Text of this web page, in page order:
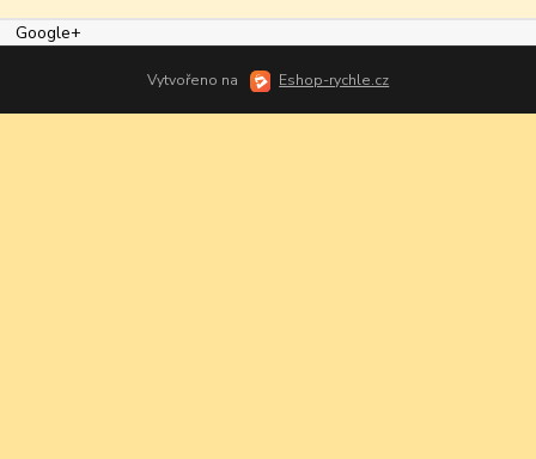
Google+
Vytvořeno na Eshop-rychle.cz